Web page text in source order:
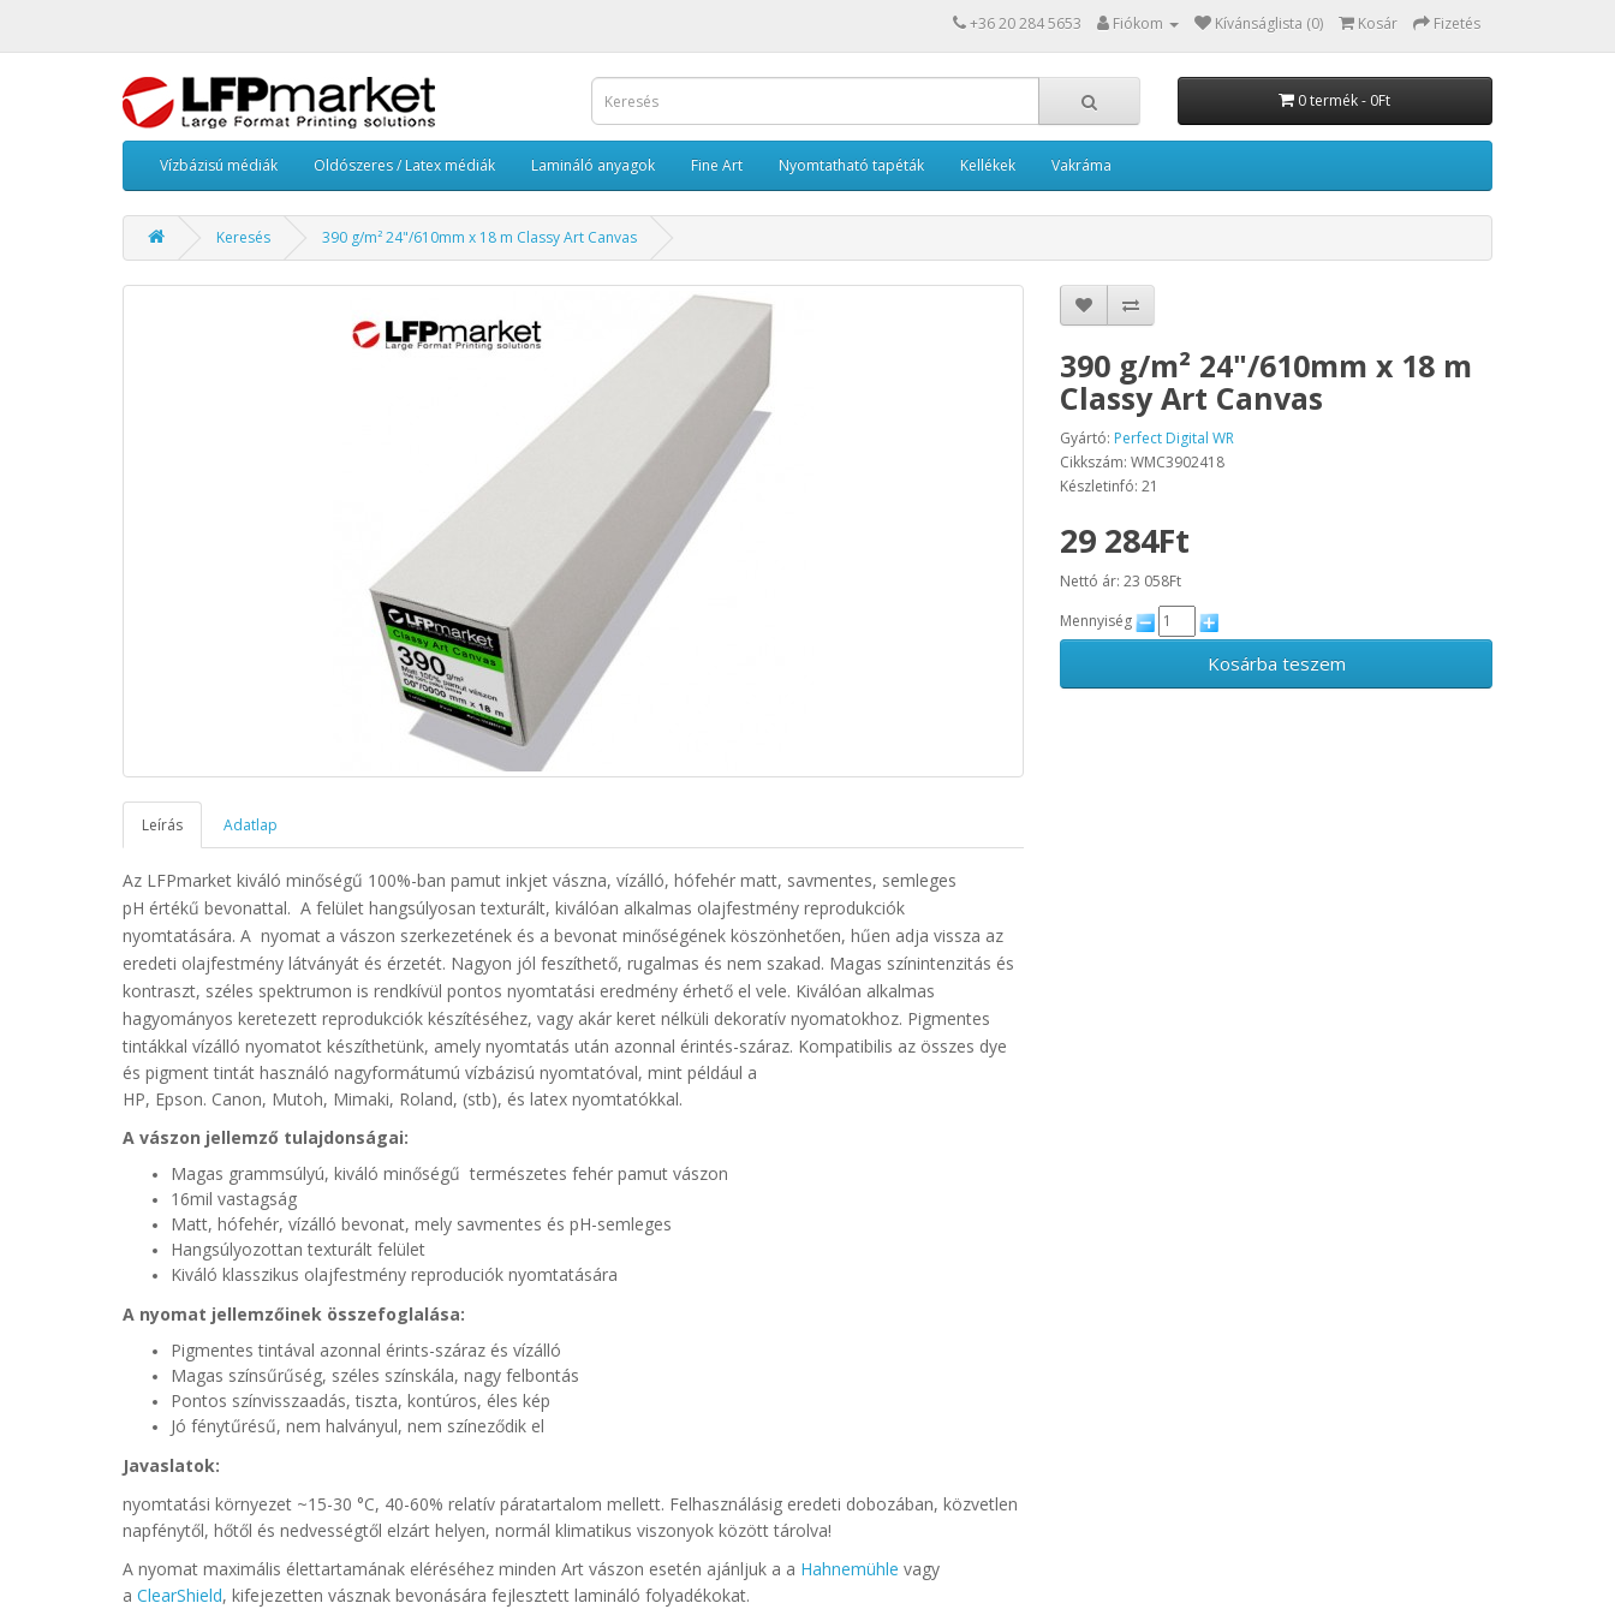
+36 20 284 5653 Fiókom Kívánságlista (0) Kosár Fizetés
0 termék - 0Ft
Vízbázisú médiák Oldószeres / Latex médiák Lamináló anyagok Fine Art Nyomtatható tapéták Kellékek Vakráma
Keresés 390 g/m² 24"/610mm x 18 m Classy Art Canvas
Leírás Adatlap
Az LFPmarket kiváló minőségű 100%-ban pamut inkjet vászna, vízálló, hófehér matt, savmentes, semleges
pH értékű bevonattal. A felület hangsúlyosan texturált, kiválóan alkalmas olajfestmény reprodukciók
nyomtatására. A nyomat a vászon szerkezetének és a bevonat minőségének köszönhetően, hűen adja vissza az
eredeti olajfestmény látványát és érzetét. Nagyon jól feszíthető, rugalmas és nem szakad. Magas színintenzitás és
kontraszt, széles spektrumon is rendkívül pontos nyomtatási eredmény érhető el vele. Kiválóan alkalmas
hagyományos keretezett reprodukciók készítéséhez, vagy akár keret nélküli dekoratív nyomatokhoz. Pigmentes
tintákkal vízálló nyomatot készíthetünk, amely nyomtatás után azonnal érintés-száraz. Kompatibilis az összes dye
és pigment tintát használó nagyformátumú vízbázisú nyomtatóval, mint például a
HP, Epson. Canon, Mutoh, Mimaki, Roland, (stb), és latex nyomtatókkal.
A vászon jellemző tulajdonságai:
Magas grammsúlyú, kiváló minőségű természetes fehér pamut vászon
16mil vastagság
Matt, hófehér, vízálló bevonat, mely savmentes és pH-semleges
Hangsúlyozottan texturált felület
Kiváló klasszikus olajfestmény reproduciók nyomtatására
A nyomat jellemzőinek összefoglalása:
Pigmentes tintával azonnal érints-száraz és vízálló
Magas színsűrűség, széles színskála, nagy felbontás
Pontos színvisszaadás, tiszta, kontúros, éles kép
Jó fénytűrésű, nem halványul, nem színeződik el
Javaslatok:
nyomtatási környezet ~15-30 °C, 40-60% relatív páratartalom mellett. Felhasználásig eredeti dobozában, közvetlen
napfénytől, hőtől és nedvességtől elzárt helyen, normál klimatikus viszonyok között tárolva!
A nyomat maximális élettartamának eléréséhez minden Art vászon esetén ajánljuk a a Hahnemühle vagy
a ClearShield, kifejezetten vásznak bevonására fejlesztett lamináló folyadékokat.
390 g/m² 24"/610mm x 18 m
Classy Art Canvas
Gyártó: Perfect Digital WR
Cikkszám: WMC3902418
Készletinfó: 21
29 284Ft
Nettó ár: 23 058Ft
Mennyiség
Kosárba teszem